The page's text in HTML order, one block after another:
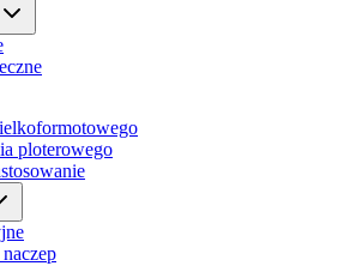
ploterowego